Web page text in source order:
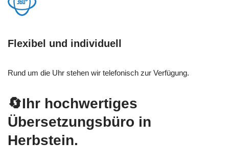
Flexibel und individuell
Rund um die Uhr stehen wir telefonisch zur Verfügung.
🔄Ihr hochwertiges
Übersetzungsbüro in
Herbstein.